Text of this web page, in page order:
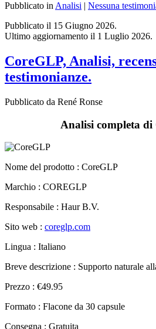
Pubblicato il 15 Giugno 2026.
CoreGLP, Analisi,
testimonianze.
Pubblicato da René Ronse
Analisi completa di
Nome del prodotto :
Marchio : COREGLP
Responsabile : Haur B.V.
Sito web :coreglp.com
Lingua : Italiano
Breve descrizione : Supporto naturale
Prezzo : €49.95
Formato : Flacone da 30 capsule
Consegna : Gratuita
Garanzia : 30 giorni